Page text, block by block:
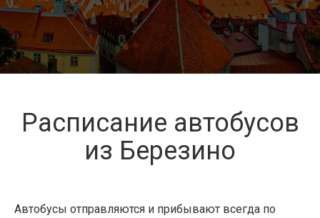
Расписание автобусов
из Березино
Автобусы отправляются и прибывают всегда по